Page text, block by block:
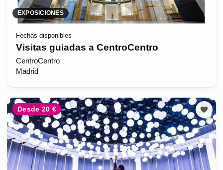
EXPOSICIONES
Fechas disponibles
Visitas guiadas a CentroCentro
CentroCentro
Madrid
Desde 20 €